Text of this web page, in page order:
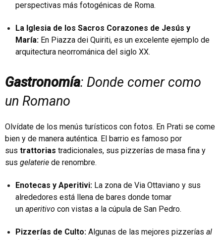
perspectivas más fotogénicas de Roma.
La Iglesia de los Sacros Corazones de Jesús y
María: En Piazza dei Quiriti, es un excelente ejemplo de
arquitectura neorrománica del siglo XX.
Gastronomía: Donde comer como
un Romano
Olvídate de los menús turísticos con fotos. En Prati se come
bien y de manera auténtica. El barrio es famoso por
sus trattorias tradicionales, sus pizzerías de masa fina y
sus gelaterie de renombre.
Enotecas y Aperitivi: La zona de Via Ottaviano y sus
alrededores está llena de bares donde tomar
un aperitivo con vistas a la cúpula de San Pedro.
Pizzerías de Culto: Algunas de las mejores pizzerías al